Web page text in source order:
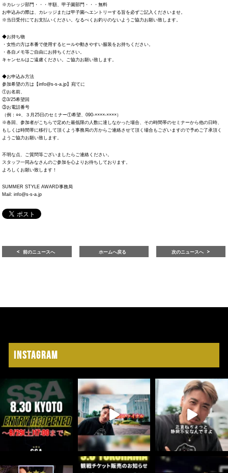
※カレッジ部門・・・半額、甲子園部門・・・無料
お申込みの際は、カレッジまたは甲子園へエントリーする旨を必ずご記入くださいませ。
※当日受付にてお支払いください。なるべくお釣りのないようご協力お願い致します。
◆お持ち物
・女性の方は本番で使用するヒールや動きやすい服装をお持ちください。
・各自メモ等ご自由にお持ちください。
キャンセルはご遠慮ください。ご協力お願い致します。
◆お申込み方法
参加希望の方は【info@s-s-a.jp】宛てに
①お名前、
②3/25希望回
③お電話番号
（例：○○、３月25日のセミナー①希望、090-××××-××××）
※各回、参加者がこちらで定めた最低限の人数に達しなかった場合、その時間帯のセミナーから他の日時、
もしくは時間帯に移行して頂くよう事務局の方からご連絡させて頂く場合もございますので予めご了承頂く
ようご協力お願い致します。
不明な点、ご質問等ございましたらご連絡ください。
スタッフ一同みなさんのご参加を心よりお待ちしております。
よろしくお願い致します！
SUMMER STYLE AWARD事務局
Mail: info@s-s-a.jp
前のニュースへ ホームへ戻る 次のニュースへ
Instagram